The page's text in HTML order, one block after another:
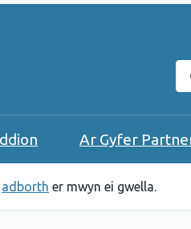
Ar Gyfer
adborth er mwyn ei gwella.